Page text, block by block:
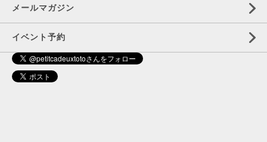
メールマガジン
イベント予約